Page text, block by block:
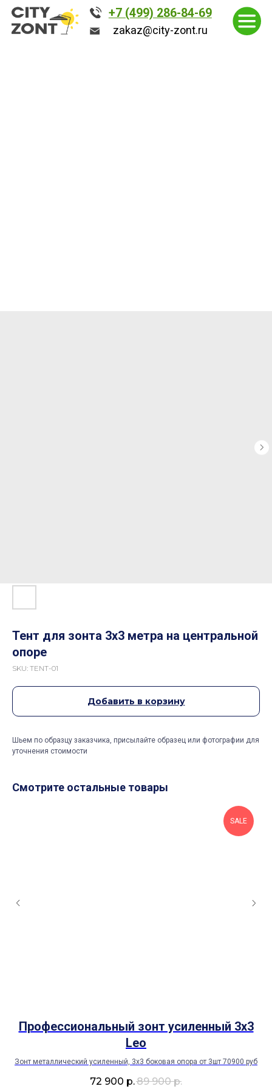
zakaz@city-zont.ru
+7 (499) 286-84-69
zakaz@city-zont.ru
+7 (499) 286-84-69
Тент для зонта 3х3 метра на центральной
опоре
SKU: TENT-01
Добавить в корзину
Шьем по образцу заказчика, присылайте образец или фотографии для
уточнения стоимости
Смотрите остальные товары
SALE
Профессиональный зонт усиленный 3х3
Leo
Зонт металлический усиленный, 3х3 боковая опора от 3шт 70900 руб
72 900 р.89 900 р.